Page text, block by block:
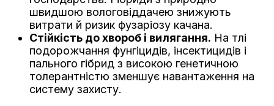
швидшою вологовіддачею знижують
витрати й ризик фузаріозу качана.
Стійкість до хвороб і вилягання. На тлі
подорожчання фунгіцидів, інсектицидів і
пального гібрид з високою генетичною
толерантністю зменшує навантаження на
систему захисту.